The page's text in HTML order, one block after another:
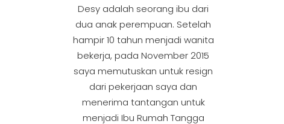
Desy adalah seorang ibu dari
dua anak perempuan. Setelah
hampir 10 tahun menjadi wanita
bekerja, pada November 2015
saya memutuskan untuk resign
dari pekerjaan saya dan
menerima tantangan untuk
menjadi Ibu Rumah Tangga